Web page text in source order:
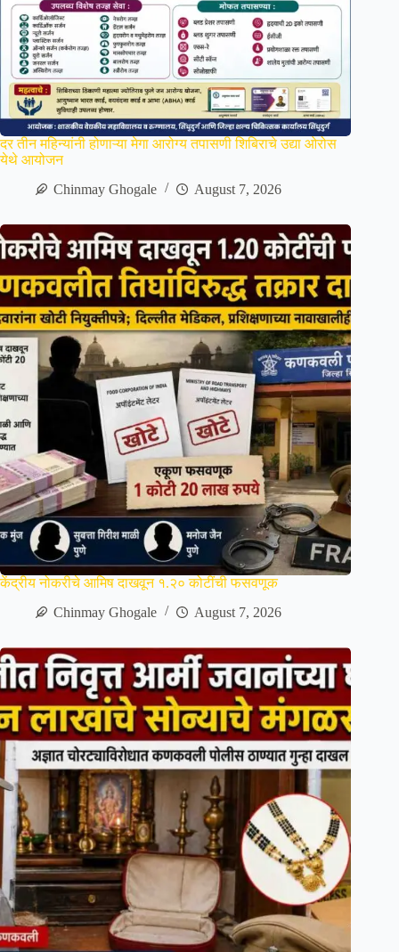
दर तीन महिन्यांनी होणाऱ्या मेगा आरोग्य तपासणी शिबिराचे उद्या ओरोस
येथे आयोजन
Chinmay Ghogale
August 7, 2026
केंद्रीय नोकरीचे आमिष दाखवून १.२० कोटींची फसवणूक
Chinmay Ghogale
August 7, 2026